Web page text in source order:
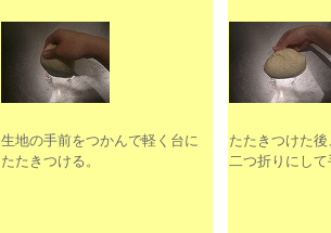
生地の手前をつかんで軽く台に
たたきつける。
たたきつけた
二つ折りにして